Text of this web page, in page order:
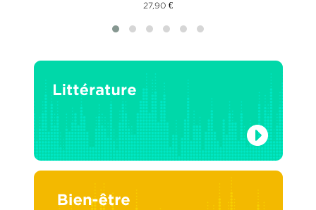
27,90 €